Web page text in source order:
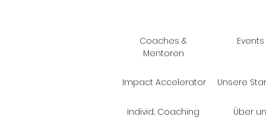
Coaches &
Mentoren
Events
Unsere
Impact Accelerator
Über
Individ.. Coaching